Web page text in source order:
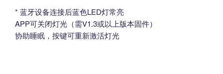
* 蓝牙设备连接后蓝色LED灯常亮
APP可关闭灯光（需V1.3或以上版本固件）
协助睡眠，按键可重新激活灯光